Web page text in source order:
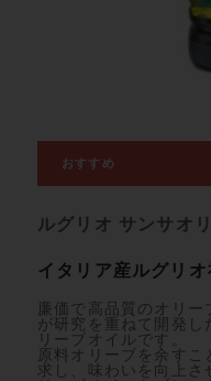
ルグリオ サンサオ
イタリア産ルグリ
廉価で高品質のオリー
が研究を重ねて開発
リーブオイルです。
原料オリーブを余す
求し、味わいを向上さ